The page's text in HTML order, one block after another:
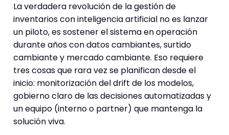
La verdadera revolución de la gestión de
inventarios con inteligencia artificial no es lanzar
un piloto, es sostener el sistema en operación
durante años con datos cambiantes, surtido
cambiante y mercado cambiante. Eso requiere
tres cosas que rara vez se planifican desde el
inicio: monitorización del drift de los modelos,
gobierno claro de las decisiones automatizadas y
un equipo (interno o partner) que mantenga la
solución viva.